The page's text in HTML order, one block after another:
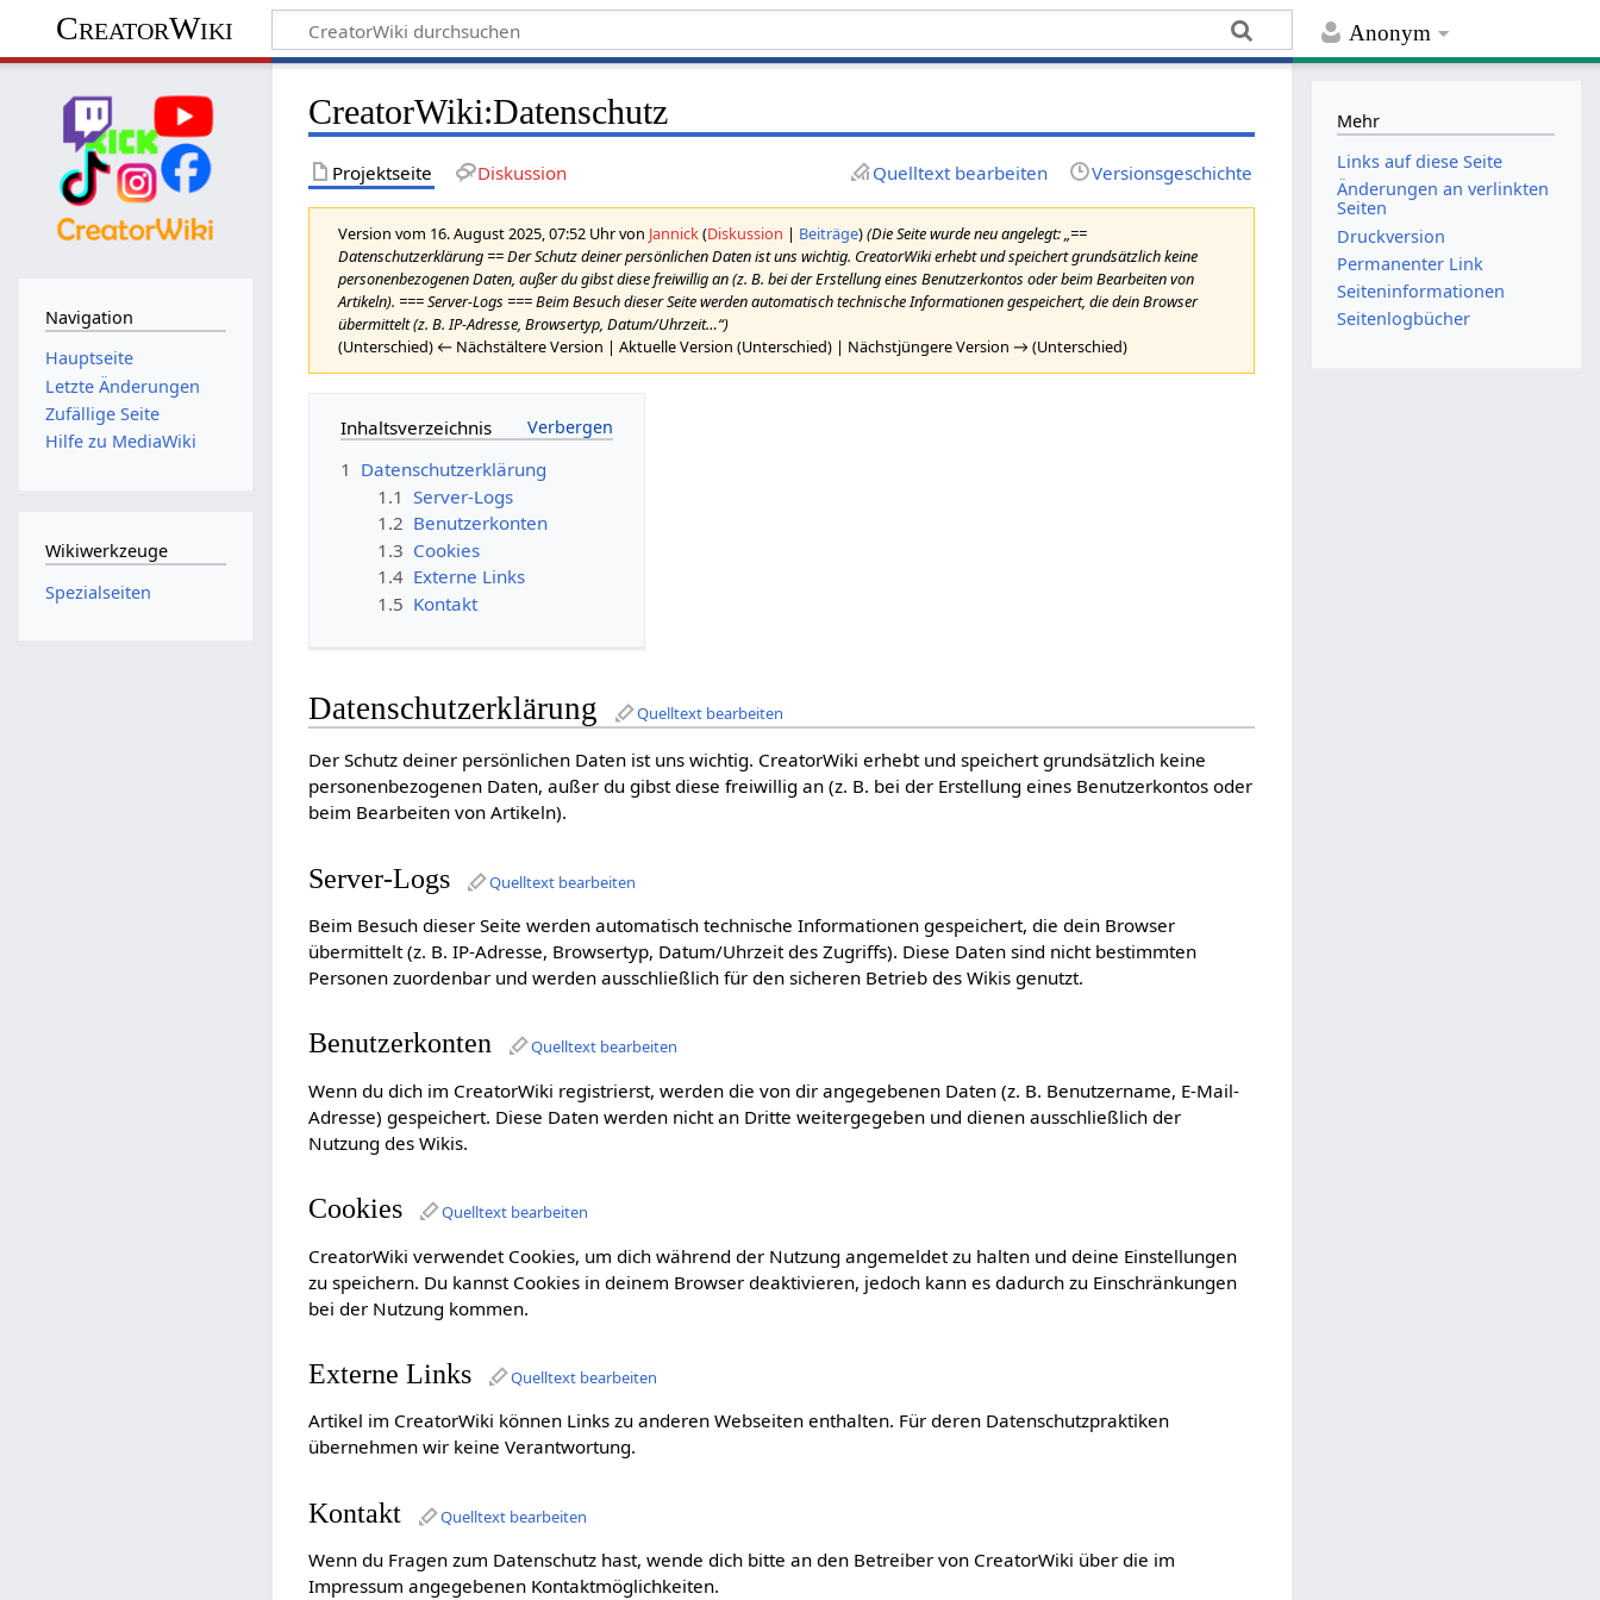
Anonym
CreatorWiki
CreatorWiki:Datenschutz
Projektseite Diskussion Quelltext bearbeiten Versionsgeschichte
Version vom 16. August 2025, 07:52 Uhr von Jannick(Diskussion | Beiträge)(Die Seite wurde neu angelegt: „==
Datenschutzerklärung == Der Schutz deiner persönlichen Daten ist uns wichtig. CreatorWiki erhebt und speichert grundsätzlich keine
personenbezogenen Daten, außer du gibst diese freiwillig an (z. B. bei der Erstellung eines Benutzerkontos oder beim Bearbeiten von
Artikeln). === Server-Logs === Beim Besuch dieser Seite werden automatisch technische Informationen gespeichert, die dein Browser
übermittelt (z. B. IP-Adresse, Browsertyp, Datum/Uhrzeit…“)
(Unterschied) ← Nächstältere Version | Aktuelle Version (Unterschied) | Nächstjüngere Version → (Unterschied)
Inhaltsverzeichnis
1 Datenschutzerklärung
1.1 Server-Logs
1.2 Benutzerkonten
1.3 Cookies
1.4 Externe Links
1.5 Kontakt
Datenschutzerklärung Quelltext bearbeiten
Der Schutz deiner persönlichen Daten ist uns wichtig. CreatorWiki erhebt und speichert grundsätzlich keine
personenbezogenen Daten, außer du gibst diese freiwillig an (z. B. bei der Erstellung eines Benutzerkontos oder
beim Bearbeiten von Artikeln).
Server-Logs Quelltext bearbeiten
Beim Besuch dieser Seite werden automatisch technische Informationen gespeichert, die dein Browser
übermittelt (z. B. IP-Adresse, Browsertyp, Datum/Uhrzeit des Zugriffs). Diese Daten sind nicht bestimmten
Personen zuordenbar und werden ausschließlich für den sicheren Betrieb des Wikis genutzt.
Benutzerkonten Quelltext bearbeiten
Wenn du dich im CreatorWiki registrierst, werden die von dir angegebenen Daten (z. B. Benutzername, E-Mail-
Adresse) gespeichert. Diese Daten werden nicht an Dritte weitergegeben und dienen ausschließlich der
Nutzung des Wikis.
Cookies Quelltext bearbeiten
CreatorWiki verwendet Cookies, um dich während der Nutzung angemeldet zu halten und deine Einstellungen
zu speichern. Du kannst Cookies in deinem Browser deaktivieren, jedoch kann es dadurch zu Einschränkungen
bei der Nutzung kommen.
Externe Links Quelltext bearbeiten
Artikel im CreatorWiki können Links zu anderen Webseiten enthalten. Für deren Datenschutzpraktiken
übernehmen wir keine Verantwortung.
Kontakt Quelltext bearbeiten
Wenn du Fragen zum Datenschutz hast, wende dich bitte an den Betreiber von CreatorWiki über die im
Impressum angegebenen Kontaktmöglichkeiten.
Navigation
Hauptseite
Letzte Änderungen
Zufällige Seite
Hilfe zu MediaWiki
Wikiwerkzeuge
Spezialseiten
Mehr
Links auf diese Seite
Änderungen an verlinkten
Seiten
Druckversion
Permanenter Link
Seiten­­informationen
Seitenlogbücher